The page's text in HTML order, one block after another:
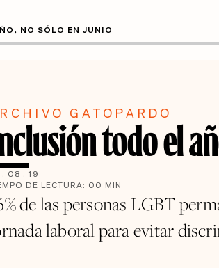
NO SÓLO EN JUNIO
GATOPARDO
todo el
. 08 . 19
DE LECTURA: 00 MIN
de las personas LGBT
laboral para evitar